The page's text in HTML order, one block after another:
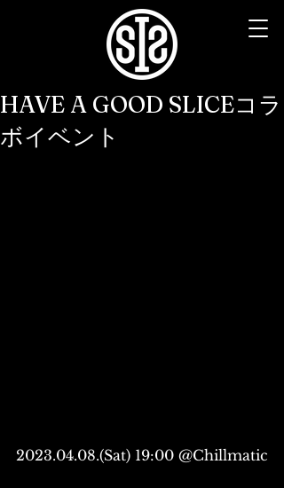
HAVE A GOOD SLICEコラ
ボイベント
2023.04.08.(Sat) 19:00 @Chillmatic